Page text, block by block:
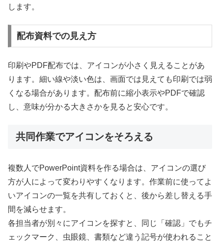
します。
配布資料での見え方
印刷やPDF配布では、アイコンが小さく見えることがあ
ります。細い線や淡い色は、画面では見えても印刷では弱
くなる場合があります。配布前に縮小表示やPDFで確認
し、意味が分かる大きさかを見ると安心です。
共同作業でアイコンをそろえる
複数人でPowerPoint資料を作る場合は、アイコンの選び
方が人によって変わりやすくなります。作業前に使ってよ
いアイコンの一覧を共有しておくと、後から差し替える手
間を減らせます。
各担当者が別々にアイコンを探すと、同じ「確認」でもチ
ェックマーク、虫眼鏡、書類など違う記号が使われること